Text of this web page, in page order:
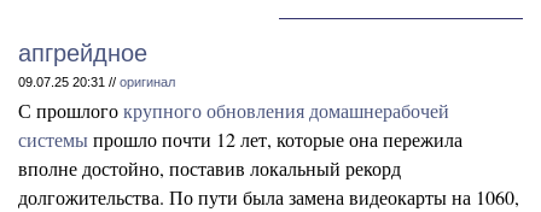
апгрейдное
09.07.25 20:31 // оригинал
С прошлогокрупного обновления домашнерабочей
системыпрошло почти 12 лет, которые она пережила
вполне достойно, поставив локальный рекорд
долгожительства. По пути была замена видеокарты на 1060,